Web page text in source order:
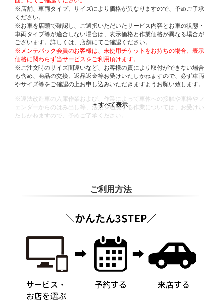
※店舗、車両タイプ、サイズにより価格が異なりますので、予めご了承
ください。
※お車を店頭で確認し、ご選択いただいたサービス内容とお車の状態・
車両タイプ等が適合しない場合は、表示価格と作業価格が異なる場合が
ございます。詳しくは、店舗にてご確認ください。
※メンテパック会員のお客様は、未使用チケットをお持ちの場合、表示
価格に関わらず当サービスをご利用頂けます。
※ご注文時のサイズ間違いなど、お客様の責により取付ができない場合
も含め、商品の交換、返品返金等お受けいたしかねますので、必ず車両
やサイズ等をご確認の上お申し込みいただきますようお願い致します。
※違法改造車の入庫作業および、作業によって車体への接触や車枠やフ
ェンダーからのはみ出し等、法規を逸脱する作業については、お受けい
たしかねますので、予めご了承ください。
ご利用方法